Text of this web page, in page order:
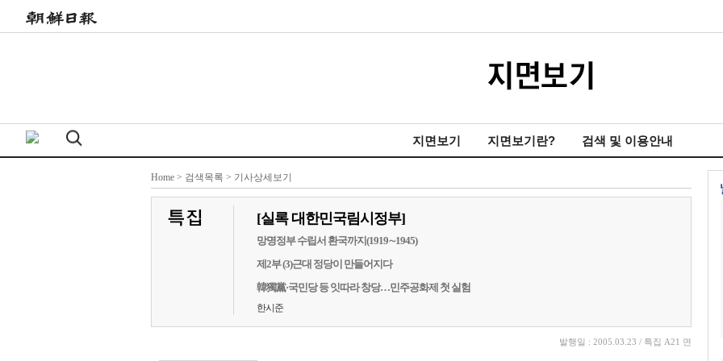
지면보기 지면보기란? 검색 및 이용안내
Home > 검색목록 > 기사상세보기
[실록 대한민국림시정부]
망명정부 수립서 환국까지(1919∼1945)
제2부 (3)근대 정당이 만들어지다
韓獨黨·국민당 등 잇따라 창당…민주공화제 첫 실험
한시준
발행일 : 2005.03.23 / 특집 A21 면